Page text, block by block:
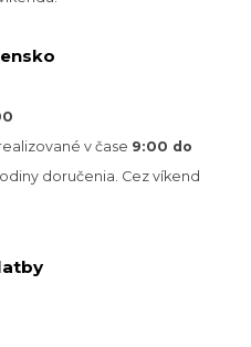
v čase 9:00 do
doručenia. Cez víkend